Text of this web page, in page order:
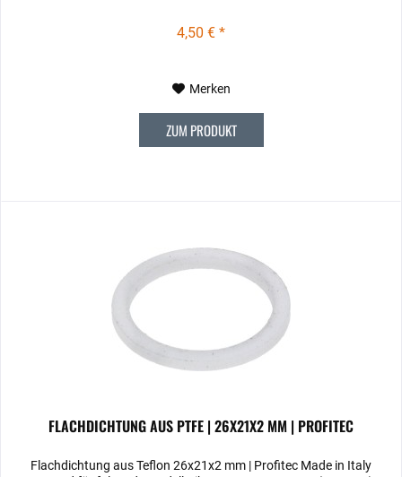
4,50 € *
Merken
ZUM PRODUKT
FLACHDICHTUNG AUS PTFE | 26X21X2 MM | PROFITEC
Flachdichtung aus Teflon 26x21x2 mm | Profitec Made in Italy